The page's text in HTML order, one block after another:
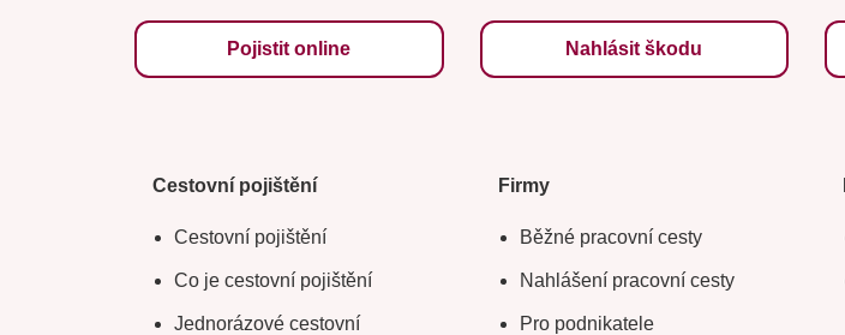
Pojistit online Nahlásit škodu
Cestovní pojištění
Cestovní pojištění
Co je cestovní pojištění
Jednorázové cestovní
Firmy
Běžné pracovní cesty
Nahlášení pracovní cesty
Pro podnikatele